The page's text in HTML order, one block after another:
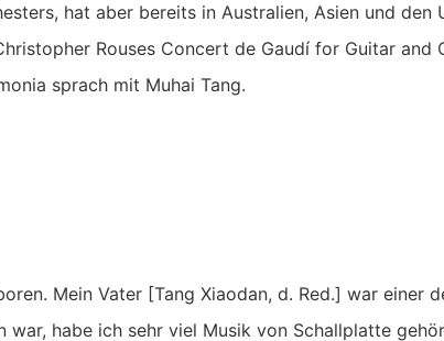
hat aber bereits in Australien, Asien und den
Rouses Concert de Gaudí for Guitar and
sprach mit Muhai Tang.
Mein Vater [Tang Xiaodan, d. Red.] war einer
war, habe ich sehr viel Musik von Schallplatte